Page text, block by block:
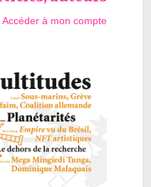
Accéder à mon compte